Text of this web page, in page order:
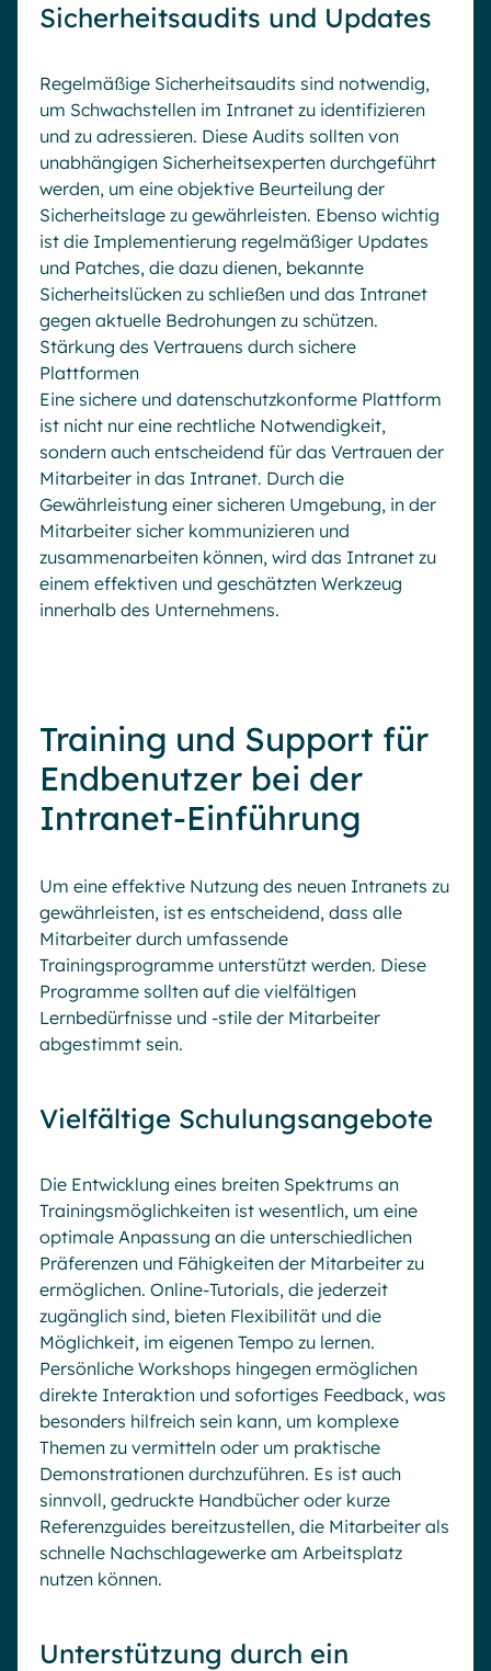
Sicherheitsaudits und Updates
Regelmäßige Sicherheitsaudits sind notwendig,
um Schwachstellen im Intranet zu identifizieren
und zu adressieren. Diese Audits sollten von
unabhängigen Sicherheitsexperten durchgeführt
werden, um eine objektive Beurteilung der
Sicherheitslage zu gewährleisten. Ebenso wichtig
ist die Implementierung regelmäßiger Updates
und Patches, die dazu dienen, bekannte
Sicherheitslücken zu schließen und das Intranet
gegen aktuelle Bedrohungen zu schützen.
Stärkung des Vertrauens durch sichere
Plattformen
Eine sichere und datenschutzkonforme Plattform
ist nicht nur eine rechtliche Notwendigkeit,
sondern auch entscheidend für das Vertrauen der
Mitarbeiter in das Intranet. Durch die
Gewährleistung einer sicheren Umgebung, in der
Mitarbeiter sicher kommunizieren und
zusammenarbeiten können, wird das Intranet zu
einem effektiven und geschätzten Werkzeug
innerhalb des Unternehmens.
Training und Support für
Endbenutzer bei der
Intranet-Einführung
Um eine effektive Nutzung des neuen Intranets zu
gewährleisten, ist es entscheidend, dass alle
Mitarbeiter durch umfassende
Trainingsprogramme unterstützt werden. Diese
Programme sollten auf die vielfältigen
Lernbedürfnisse und -stile der Mitarbeiter
abgestimmt sein.
Vielfältige Schulungsangebote
Die Entwicklung eines breiten Spektrums an
Trainingsmöglichkeiten ist wesentlich, um eine
optimale Anpassung an die unterschiedlichen
Präferenzen und Fähigkeiten der Mitarbeiter zu
ermöglichen. Online-Tutorials, die jederzeit
zugänglich sind, bieten Flexibilität und die
Möglichkeit, im eigenen Tempo zu lernen.
Persönliche Workshops hingegen ermöglichen
direkte Interaktion und sofortiges Feedback, was
besonders hilfreich sein kann, um komplexe
Themen zu vermitteln oder um praktische
Demonstrationen durchzuführen. Es ist auch
sinnvoll, gedruckte Handbücher oder kurze
Referenzguides bereitzustellen, die Mitarbeiter als
schnelle Nachschlagewerke am Arbeitsplatz
nutzen können.
Unterstützung durch ein